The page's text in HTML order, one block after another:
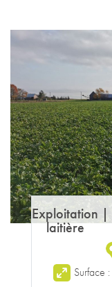
Exploitation
laitière
|
Surface :